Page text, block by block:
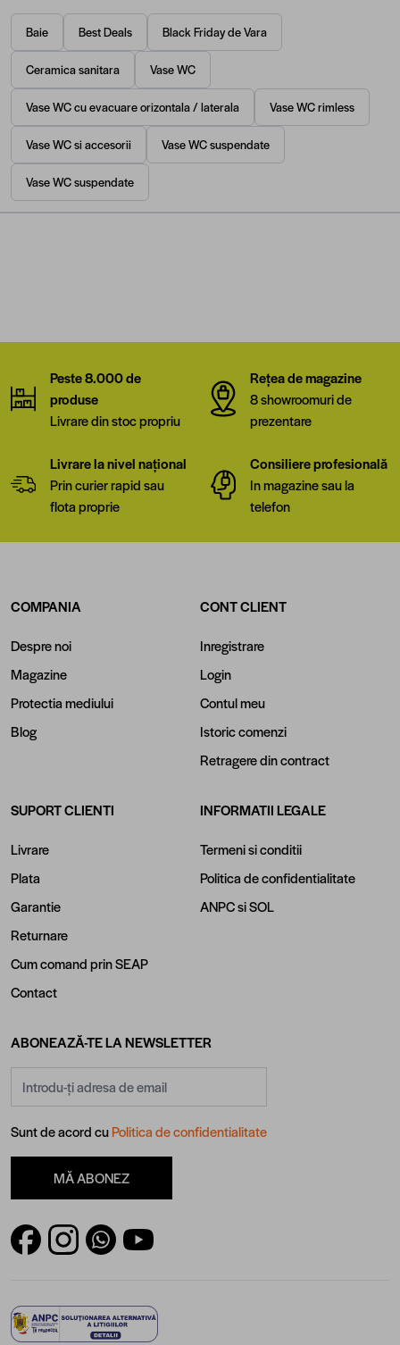
Baie Best Deals Black Friday de Vara
Ceramica sanitara Vase WC
Vase WC cu evacuare orizontala / laterala Vase WC rimless
Vase WC si accesorii Vase WC suspendate
Vase WC suspendate
Peste 8.000 de
produse
Livrare din stoc propriu
Rețea de magazine
8 showroomuri de
prezentare
Livrare la nivel național
Prin curier rapid sau
flota proprie
Consiliere profesională
In magazine sau la
telefon
COMPANIA
Despre noi
Magazine
Protectia mediului
Blog
CONT CLIENT
Inregistrare
Login
Contul meu
Istoric comenzi
Retragere din contract
SUPORT CLIENTI
Livrare
Plata
Garantie
Returnare
Cum comand prin SEAP
Contact
INFORMATII LEGALE
Termeni si conditii
Politica de confidentialitate
ANPCsiSOL
ABONEAZĂ-TE LA NEWSLETTER
Sunt de acord cuPolitica de confidentialitate
MĂ ABONEZ